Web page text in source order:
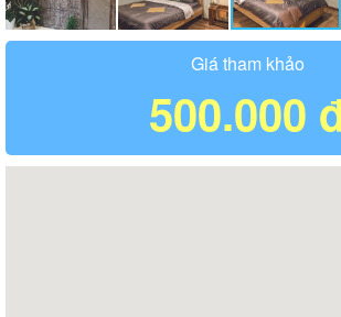
Giá tham khảo
500.000